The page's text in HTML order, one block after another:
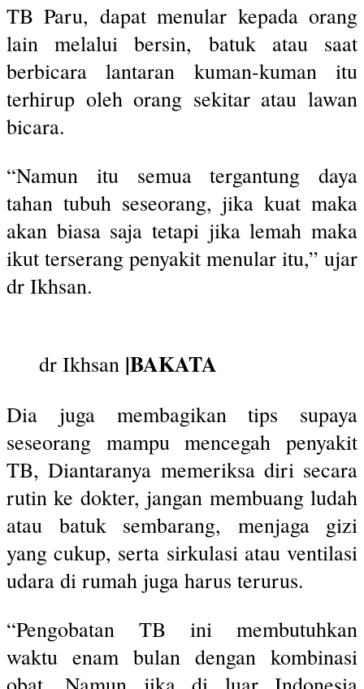
TB Paru, dapat menular kepada orang
lain melalui bersin, batuk atau saat
berbicara lantaran kuman-kuman itu
terhirup oleh orang sekitar atau lawan
bicara.
“Namun itu semua tergantung daya
tahan tubuh seseorang, jika kuat maka
akan biasa saja tetapi jika lemah maka
ikut terserang penyakit menular itu,” ujar
dr Ikhsan.
dr Ikhsan |BAKATA
Dia juga membagikan tips supaya
seseorang mampu mencegah penyakit
TB, Diantaranya memeriksa diri secara
rutin ke dokter, jangan membuang ludah
atau batuk sembarang, menjaga gizi
yang cukup, serta sirkulasi atau ventilasi
udara di rumah juga harus terurus.
“Pengobatan TB ini membutuhkan
waktu enam bulan dengan kombinasi